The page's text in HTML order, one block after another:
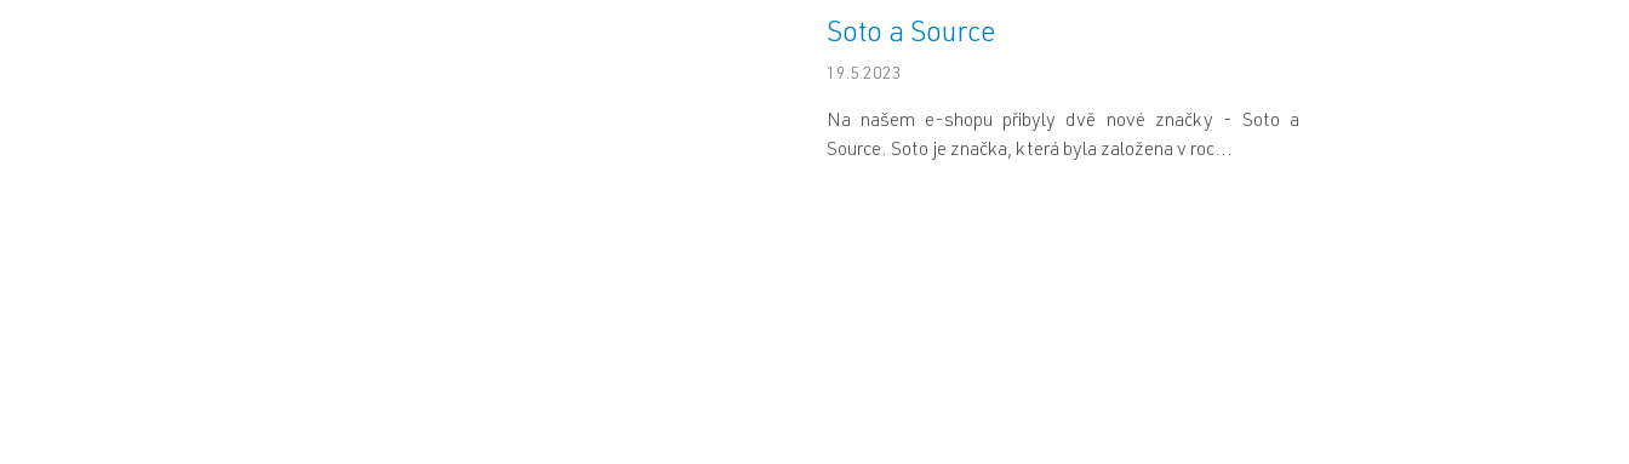
Soto a Source
19.5.2023
Na našem e-shopu přibyly dvě nové značky - Soto a
Source. Soto je značka, která byla založena v roc...